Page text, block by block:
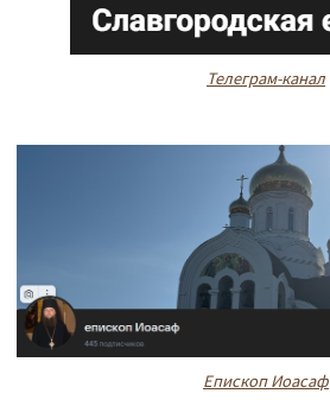
Телеграм-канал
Епископ Иоасаф